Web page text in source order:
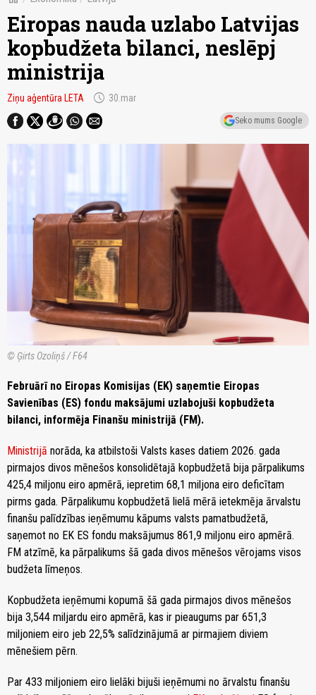
Eiropas nauda uzlabo Latvijas
kopbudžeta bilanci, neslēpj
ministrija
Ziņu aģentūra LETA schedule 30.mar
Seko mums Google
© Ģirts Ozoliņš / F64
Februārī no Eiropas Komisijas (EK) saņemtie Eiropas
Savienības (ES) fondu maksājumi uzlabojuši kopbudžeta
bilanci, informēja Finanšu ministrijā (FM).
Ministrijā norāda, ka atbilstoši Valsts kases datiem 2026. gada
pirmajos divos mēnešos konsolidētajā kopbudžetā bija pārpalikums
425,4 miljonu eiro apmērā, iepretim 68,1 miljona eiro deficītam
pirms gada. Pārpalikumu kopbudžetā lielā mērā ietekmēja ārvalstu
finanšu palīdzības ieņēmumu kāpums valsts pamatbudžetā,
saņemot no EK ES fondu maksājumus 861,9 miljonu eiro apmērā.
FM atzīmē, ka pārpalikums šā gada divos mēnešos vērojams visos
budžeta līmeņos.
Kopbudžeta ieņēmumi kopumā šā gada pirmajos divos mēnešos
bija 3,544 miljardu eiro apmērā, kas ir pieaugums par 651,3
miljoniem eiro jeb 22,5% salīdzinājumā ar pirmajiem diviem
mēnešiem pērn.
Par 433 miljoniem eiro lielāki bijuši ieņēmumi no ārvalstu finanšu